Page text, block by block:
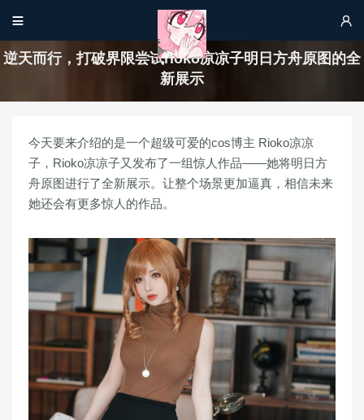
 
逆天而行，打破界限尝试rioko凉凉子明日方舟原图的全
新展示
今天要来介绍的是一个超级可爱的cos博主 Rioko凉凉
子，Rioko凉凉子又发布了一组惊人作品——她将明日方
舟原图进行了全新展示。让整个场景更加逼真，相信未来
她还会有更多惊人的作品。